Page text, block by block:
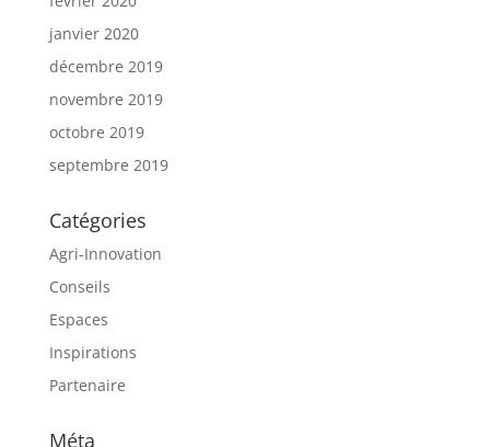
janvier 2020
décembre 2019
novembre 2019
octobre 2019
septembre 2019
Catégories
Agri-Innovation
Conseils
Espaces
Inspirations
Partenaire
Méta